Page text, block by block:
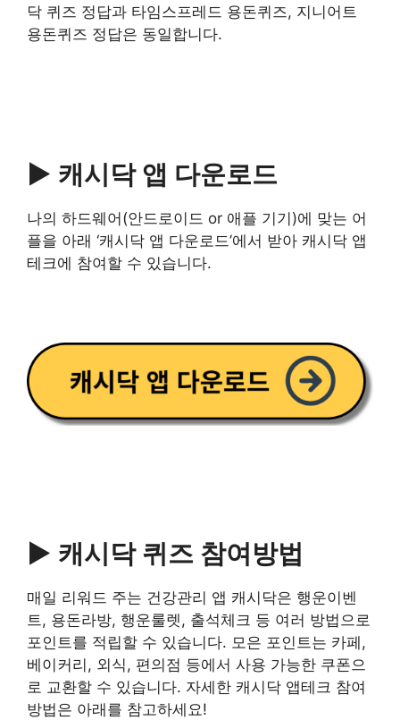
닥 퀴즈 정답과 타임스프레드 용돈퀴즈, 지니어트
용돈퀴즈 정답은 동일합니다.
▶ 캐시닥 앱 다운로드
나의 하드웨어(안드로이드 or 애플 기기)에 맞는 어
플을 아래 ‘캐시닥 앱 다운로드’에서 받아 캐시닥 앱
테크에 참여할 수 있습니다.
▶ 캐시닥 퀴즈 참여방법
매일 리워드 주는 건강관리 앱 캐시닥은 행운이벤
트, 용돈라방, 행운룰렛, 출석체크 등 여러 방법으로
포인트를 적립할 수 있습니다. 모은 포인트는 카페,
베이커리, 외식, 편의점 등에서 사용 가능한 쿠폰으
로 교환할 수 있습니다. 자세한 캐시닥 앱테크 참여
방법은 아래를 참고하세요!